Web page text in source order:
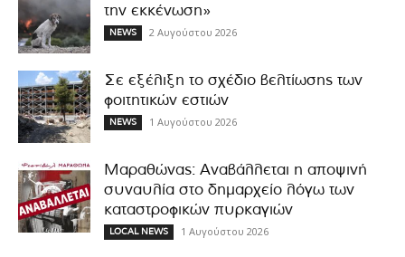
την εκκένωση»
NEWS 2 Αυγούστου 2026
Σε εξέλιξη το σχέδιο βελτίωσης των
φοιτητικών εστιών
NEWS 1 Αυγούστου 2026
Μαραθώνας: Αναβάλλεται η αποψινή
συναυλία στο δημαρχείο λόγω των
καταστροφικών πυρκαγιών
LOCAL NEWS 1 Αυγούστου 2026